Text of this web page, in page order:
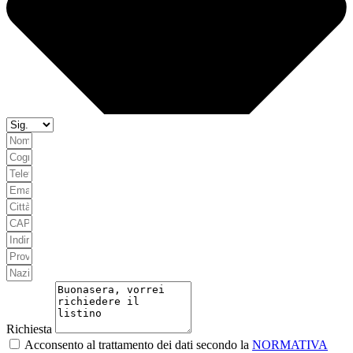
Richiesta
Acconsento al trattamento dei dati secondo la NORMATIVA